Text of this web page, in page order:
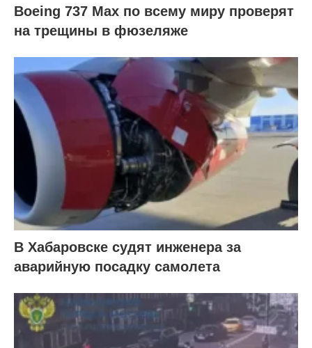
Boeing 737 Max по всему миру проверят
на трещины в фюзеляже
В Хабаровске судят инженера за
аварийную посадку самолета